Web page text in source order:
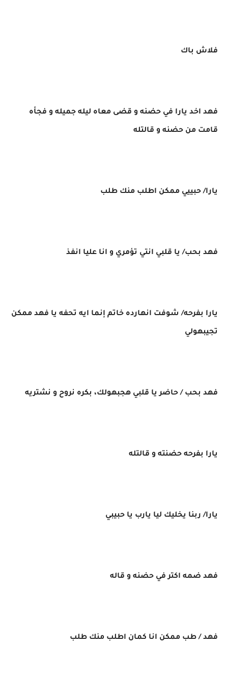
فلاش باك
فهد اخد يارا في حضنه و قضى معاه ليله جميله و فجأه
قامت من حضنه و قالتله
يارا/ حبييي ممكن اطلب منك طلب
فهد بحب/ يا قلبي انتي تؤمري و انا عليا انفذ
يارا بفرحه/ شوفت انهارده خاتم إنما ايه تحفه يا فهد ممكن
تجيبهولي
فهد بحب / حاضر يا قلبي هجبهولك، بكره نروح و نشتريه
يارا بفرحه حضنته و قالتله
يارا/ ربنا يخليك ليا يارب يا حبيبي
فهد ضمه اكتر في حضنه و قاله
فهد / طب ممكن انا كمان اطلب منك طلب